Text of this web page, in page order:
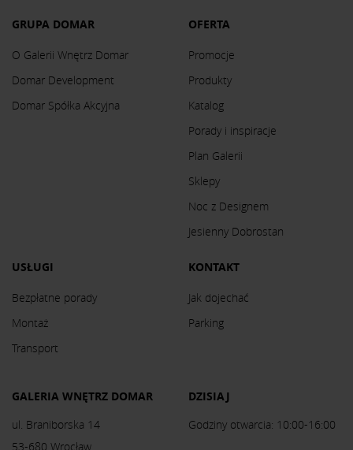
GRUPA DOMAR
O Galerii Wnętrz Domar
Domar Development
Domar Spółka Akcyjna
OFERTA
Promocje
Produkty
Katalog
Porady i inspiracje
Plan Galerii
Sklepy
Noc z Designem
Jesienny Dobrostan
USŁUGI
Bezpłatne porady
Montaż
Transport
KONTAKT
Jak dojechać
Parking
GALERIA WNĘTRZ DOMAR
ul. Braniborska 14
53-680 Wrocław
DZISIAJ
Godziny otwarcia: 10:00-16:00